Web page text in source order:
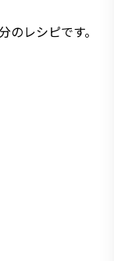
レシピです。